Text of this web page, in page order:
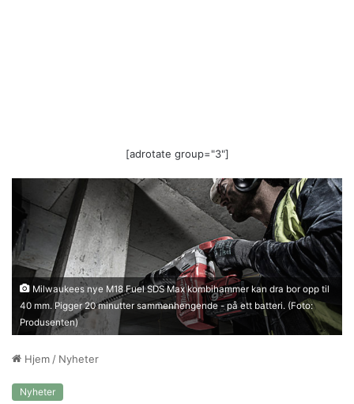
[adrotate group="3"]
Milwaukees nye M18 Fuel SDS Max kombihammer kan dra bor opp til
40 mm. Pigger 20 minutter sammenhengende - på ett batteri. (Foto:
Produsenten)
Hjem / Nyheter
Nyheter